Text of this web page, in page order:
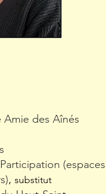
des Aînés
(espaces
, substitut